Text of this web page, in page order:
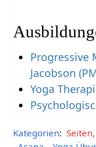
Progressive
Jacobson
Yoga
Kategorien: